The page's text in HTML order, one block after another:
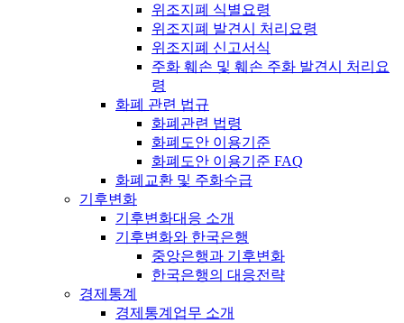
위조지폐 식별요령
위조지폐 발견시 처리요령
위조지폐 신고서식
주화 훼손 및 훼손 주화 발견시 처리요
령
화폐 관련 법규
화폐관련 법령
화폐도안 이용기준
화폐도안 이용기준 FAQ
화폐교환 및 주화수급
기후변화
기후변화대응 소개
기후변화와 한국은행
중앙은행과 기후변화
한국은행의 대응전략
경제통계
경제통계업무 소개